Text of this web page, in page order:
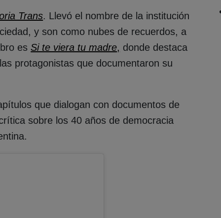
Trans. Llevó el nombre de la institución
y son como nubes de recuerdos, a
esSi te viera tu madre, donde destaca
protagonistas que documentaron su
que dialogan con documentos de
sobre los 40 años de democracia